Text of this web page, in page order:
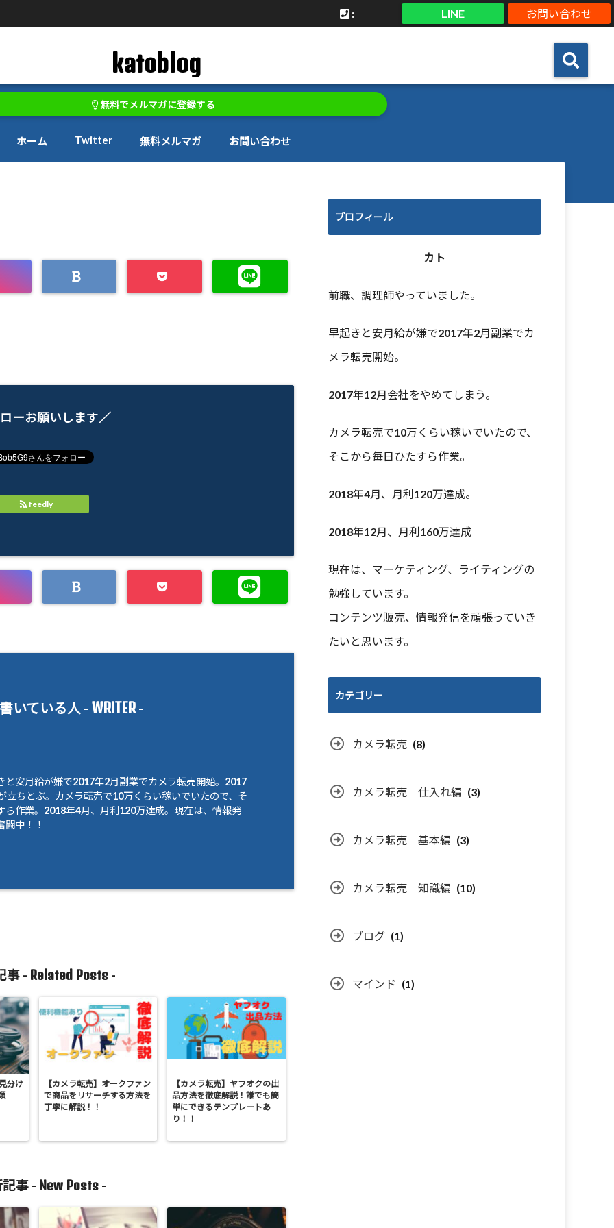
お問い合わせ
LINE
:
katoblog
無料でメルマガに登録する
ホーム Twitter 無料メルマガ お問い合わせ
ーお願いします／
feedly
いている人 - WRITER-
と安月給が嫌で2017年2月副業でカメラ転売開始。2017
立ちとぶ。カメラ転売で10万くらい稼いでいたので、そ
ら作業。2018年4月、月利120万達成。現在は、情報発
闘中！！
事 - Related Posts-
分け
【カメラ転売】オークファン
で商品をリサーチする方法を
丁寧に解説！！
【カメラ転売】ヤフオクの出
品方法を徹底解説！誰でも簡
単にできるテンプレートあ
り！！
事 - New Posts -
プロフィール
カト
前職、調理師やっていました。
早起きと安月給が嫌で2017年2月副業でカ
メラ転売開始。
2017年12月会社をやめてしまう。
カメラ転売で10万くらい稼いでいたので、
そこから毎日ひたすら作業。
2018年4月、月利120万達成。
2018年12月、月利160万達成
現在は、マーケティング、ライティングの
勉強しています。
コンテンツ販売、情報発信を頑張っていき
たいと思います。
カテゴリー
カメラ転売 (8)
カメラ転売 仕入れ編 (3)
カメラ転売 基本編 (3)
カメラ転売 知識編 (10)
ブログ (1)
マインド (1)